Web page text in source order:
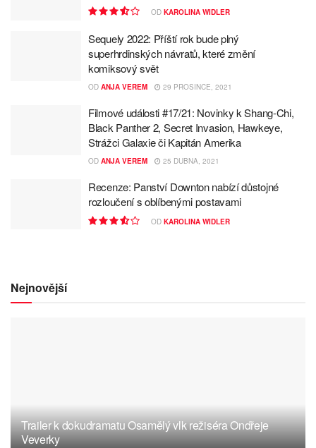
OD KAROLINA WIDLER
Sequely 2022: Příští rok bude plný
superhrdinských návratů, které změní
komiksový svět
OD ANJA VEREM 29 PROSINCE, 2021
Filmové události #17/21: Novinky k Shang-Chi,
Black Panther 2, Secret Invasion, Hawkeye,
Strážci Galaxie či Kapitán Amerika
OD ANJA VEREM 25 DUBNA, 2021
Recenze: Panství Downton nabízí důstojné
rozloučení s oblíbenými postavami
OD KAROLINA WIDLER
Nejnovější
Trailer k dokudramatu Osamělý vlk režiséra Ondřeje
Veverky